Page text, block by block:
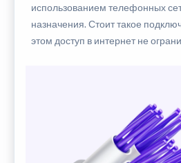
использованием телефонных
назначения. Стоит такое
этом доступ в интернет не